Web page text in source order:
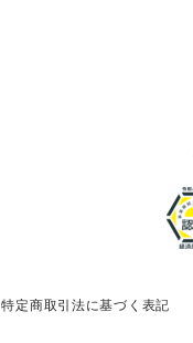
特定商取引法に基づく表記